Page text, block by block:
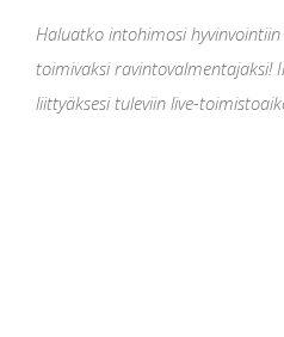
Haluatko intohimosi
toimivaksi ravintovalmentajaksi!
liittyäksesi tuleviin live-